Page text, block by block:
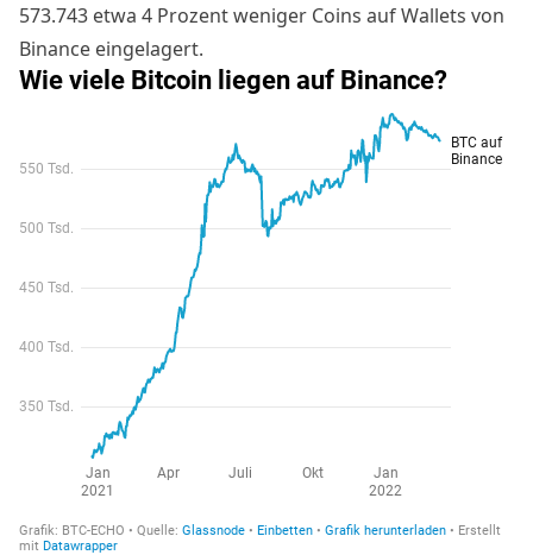
573.743 etwa 4 Prozent weniger Coins auf Wallets von
Binance eingelagert.